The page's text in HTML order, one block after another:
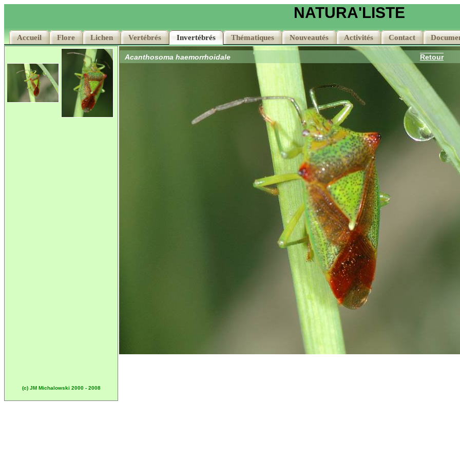
NATURA'LISTE
Accueil Flore Lichen Vertébrés Invertébrés Thématiques Nouveautés Activités Contact
Accueil Flore Lichen Vertébrés Invertébrés Thématiques Nouveautés Activités Contact
(c) JM Michalowski 2000 - 2008
Acanthosoma haemorrhoidale Retour